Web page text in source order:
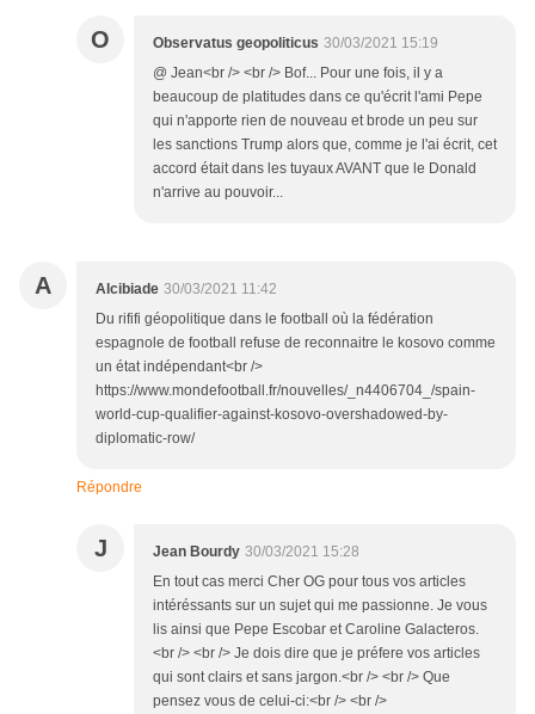
O Observatus geopoliticus 30/03/2021 15:19
@ Jean<br /> <br /> Bof... Pour une fois, il y a
beaucoup de platitudes dans ce qu'écrit l'ami Pepe
qui n'apporte rien de nouveau et brode un peu sur
les sanctions Trump alors que, comme je l'ai écrit, cet
accord était dans les tuyaux AVANT que le Donald
n'arrive au pouvoir...
A Alcibiade 30/03/2021 11:42
Du rififi géopolitique dans le football où la fédération
espagnole de football refuse de reconnaitre le kosovo comme
un état indépendant<br />
https://www.mondefootball.fr/nouvelles/_n4406704_/spain-
world-cup-qualifier-against-kosovo-overshadowed-by-
diplomatic-row/
Répondre
J Jean Bourdy 30/03/2021 15:28
En tout cas merci Cher OG pour tous vos articles
intéréssants sur un sujet qui me passionne. Je vous
lis ainsi que Pepe Escobar et Caroline Galacteros.
<br /> <br /> Je dois dire que je préfere vos articles
qui sont clairs et sans jargon.<br /> <br /> Que
pensez vous de celui-ci:<br /> <br />